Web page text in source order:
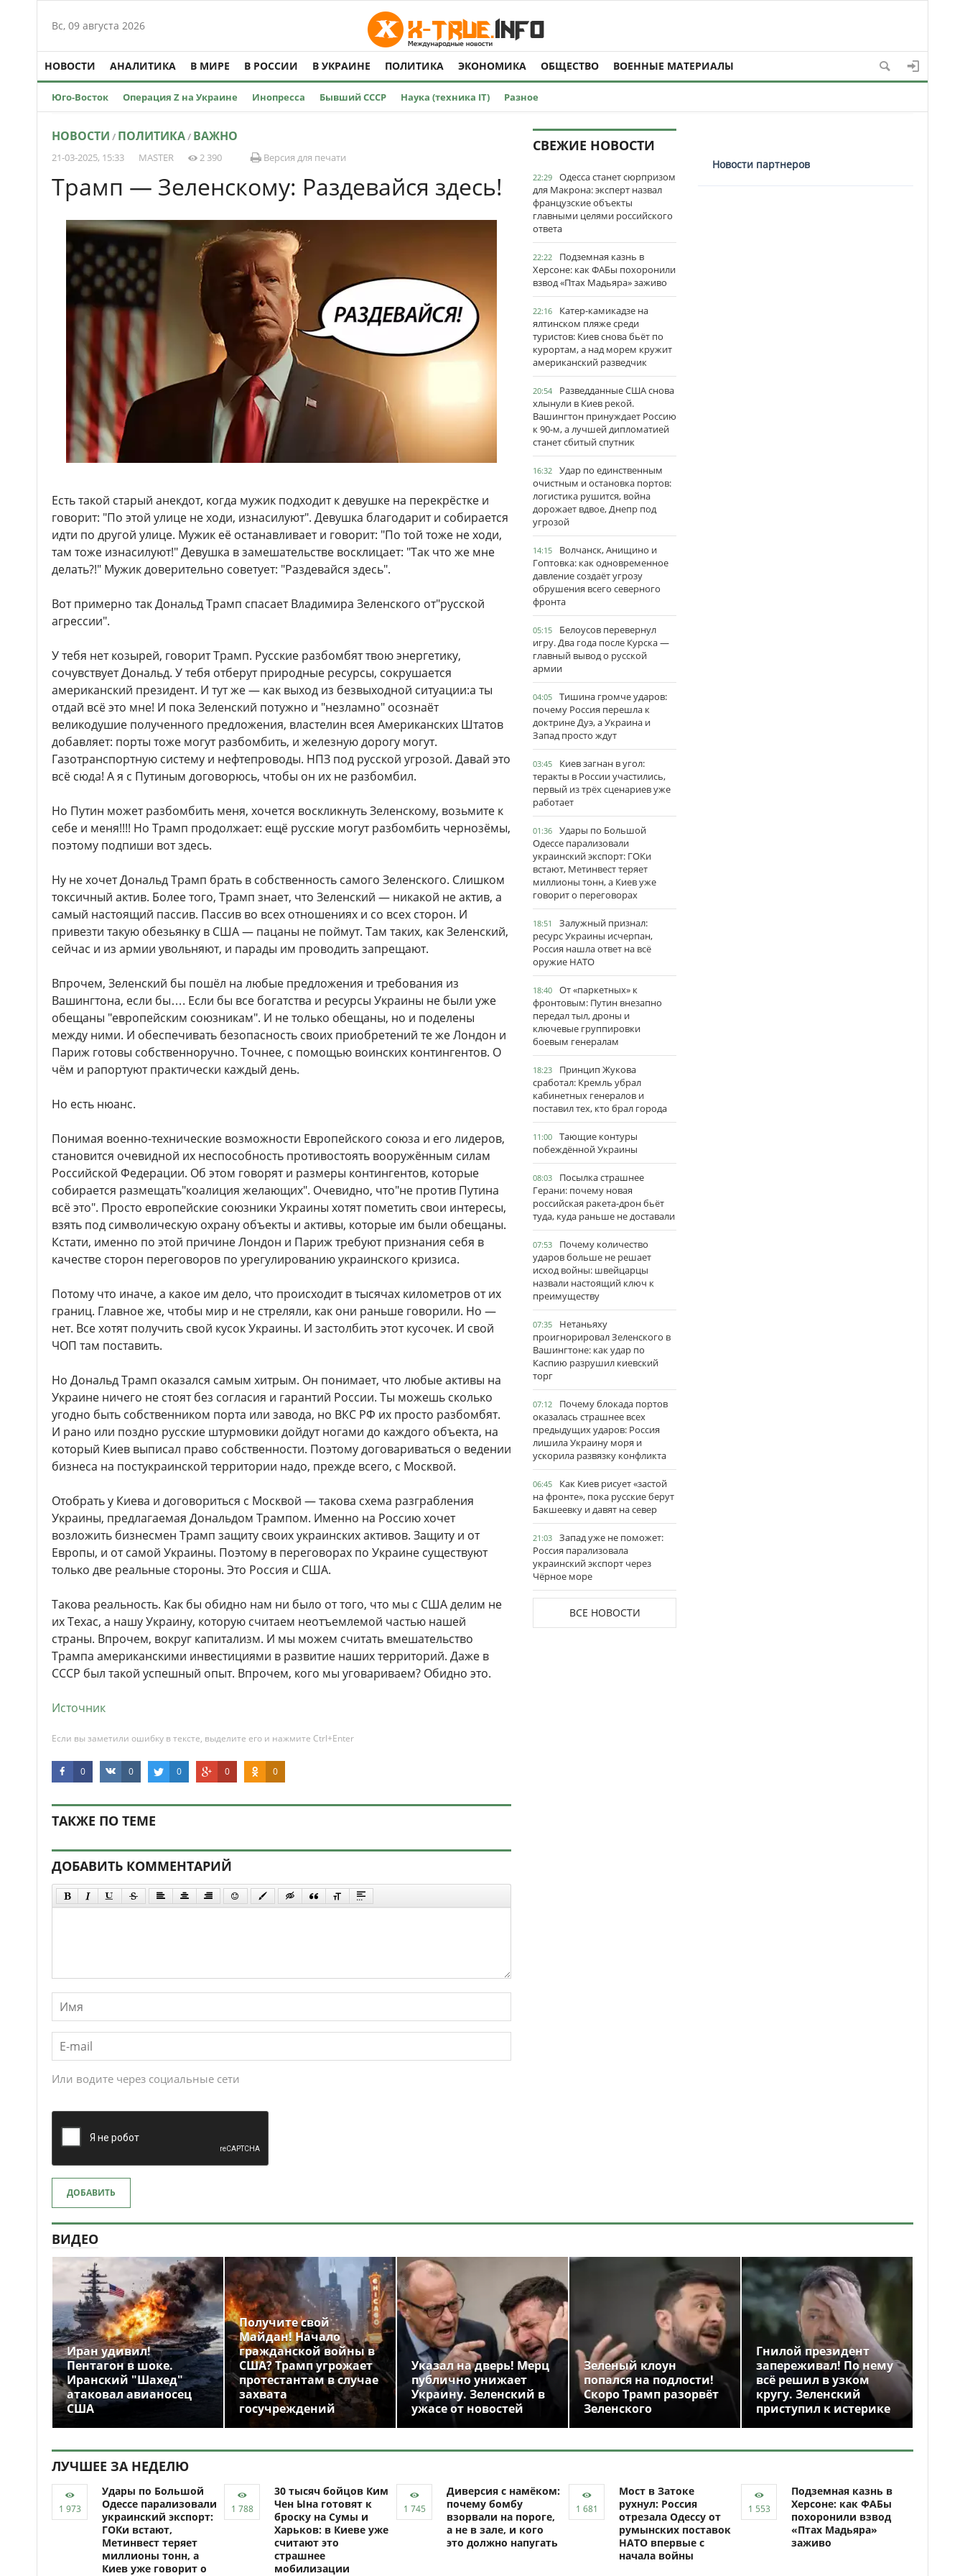
Вс, 09 августа 2026
НОВОСТИ АНАЛИТИКА В МИРЕ В РОССИИ В УКРАИНЕ ПОЛИТИКА ЭКОНОМИКА ОБЩЕСТВО ВОЕННЫЕ МАТЕРИАЛЫ
Юго-Восток Операция Z на Украине Инопресса Бывший СССР Наука (техника IT) Разное
НОВОСТИ / ПОЛИТИКА/ ВАЖНО
21-03-2025, 15:33 MASTER 2 390 Версия для печати
Трамп — Зеленскому: Раздевайся здесь!
Есть такой старый анекдот, когда мужик подходит к девушке на перекрёстке и
говорит: "По этой улице не ходи, изнасилуют". Девушка благодарит и собирается
идти по другой улице. Мужик её останавливает и говорит: "По той тоже не ходи,
там тоже изнасилуют!" Девушка в замешательстве восклицает: "Так что же мне
делать?!" Мужик доверительно советует: "Раздевайся здесь".
Вот примерно так Дональд Трамп спасает Владимира Зеленского от"русской
агрессии".
У тебя нет козырей, говорит Трамп. Русские разбомбят твою энергетику,
сочувствует Дональд. У тебя отберут природные ресурсы, сокрушается
американский президент. И тут же — как выход из безвыходной ситуации:а ты
отдай всё это мне! И пока Зеленский потужно и "незламно" осознаёт
великодушие полученного предложения, властелин всея Американских Штатов
добавляет: порты тоже могут разбомбить, и железную дорогу могут.
Газотранспортную систему и нефтепроводы. НПЗ под русской угрозой. Давай это
всё сюда! А я с Путиным договорюсь, чтобы он их не разбомбил.
Но Путин может разбомбить меня, хочется воскликнуть Зеленскому, возьмите к
себе и меня!!!! Но Трамп продолжает: ещё русские могут разбомбить чернозёмы,
поэтому подпиши вот здесь.
Ну не хочет Дональд Трамп брать в собственность самого Зеленского. Слишком
токсичный актив. Более того, Трамп знает, что Зеленский — никакой не актив, а
самый настоящий пассив. Пассив во всех отношениях и со всех сторон. И
привезти такую обезьянку в США — пацаны не поймут. Там таких, как Зеленский,
сейчас и из армии увольняют, и парады им проводить запрещают.
Впрочем, Зеленский бы пошёл на любые предложения и требования из
Вашингтона, если бы…. Если бы все богатства и ресурсы Украины не были уже
обещаны "европейским союзникам". И не только обещаны, но и поделены
между ними. И обеспечивать безопасность своих приобретений те же Лондон и
Париж готовы собственноручно. Точнее, с помощью воинских контингентов. О
чём и рапортуют практически каждый день.
Но есть нюанс.
Понимая военно-технические возможности Европейского союза и его лидеров,
становится очевидной их неспособность противостоять вооружённым силам
Российской Федерации. Об этом говорят и размеры контингентов, которые
собирается размещать"коалиция желающих". Очевидно, что"не против Путина
всё это". Просто европейские союзники Украины хотят пометить свои интересы,
взять под символическую охрану объекты и активы, которые им были обещаны.
Кстати, именно по этой причине Лондон и Париж требуют признания себя в
качестве сторон переговоров по урегулированию украинского кризиса.
Потому что иначе, а какое им дело, что происходит в тысячах километров от их
границ. Главное же, чтобы мир и не стреляли, как они раньше говорили. Но —
нет. Все хотят получить свой кусок Украины. И застолбить этот кусочек. И свой
ЧОП там поставить.
Но Дональд Трамп оказался самым хитрым. Он понимает, что любые активы на
Украине ничего не стоят без согласия и гарантий России. Ты можешь сколько
угодно быть собственником порта или завода, но ВКС РФ их просто разбомбят.
И рано или поздно русские штурмовики дойдут ногами до каждого объекта, на
который Киев выписал право собственности. Поэтому договариваться о ведении
бизнеса на постукраинской территории надо, прежде всего, с Москвой.
Отобрать у Киева и договориться с Москвой — такова схема разграбления
Украины, предлагаемая Дональдом Трампом. Именно на Россию хочет
возложить бизнесмен Трамп защиту своих украинских активов. Защиту и от
Европы, и от самой Украины. Поэтому в переговорах по Украине существуют
только две реальные стороны. Это Россия и США.
Такова реальность. Как бы обидно нам ни было от того, что мы с США делим не
их Техас, а нашу Украину, которую считаем неотъемлемой частью нашей
страны. Впрочем, вокруг капитализм. И мы можем считать вмешательство
Трампа американскими инвестициями в развитие наших территорий. Даже в
СССР был такой успешный опыт. Впрочем, кого мы уговариваем? Обидно это.
Источник
Если вы заметили ошибку в тексте, выделите его и нажмите Ctrl+Enter
0 0 0 0 0
ТАКЖЕ ПО ТЕМЕ
ДОБАВИТЬ КОММЕНТАРИЙ
Или водите через социальные сети
ДОБАВИТЬ
СВЕЖИЕ НОВОСТИ
22:29
Одесса станет сюрпризом
для Макрона: эксперт назвал
французские объекты
главными целями российского
ответа
22:22
Подземная казнь в
Херсоне: как ФАБы похоронили
взвод «Птах Мадьяра» заживо
22:16
Катер-камикадзе на
ялтинском пляже среди
туристов: Киев снова бьёт по
курортам, а над морем кружит
американский разведчик
20:54
Разведданные США снова
хлынули в Киев рекой.
Вашингтон принуждает Россию
к 90-м, а лучшей дипломатией
станет сбитый спутник
16:32
Удар по единственным
очистным и остановка портов:
логистика рушится, война
дорожает вдвое, Днепр под
угрозой
14:15
Волчанск, Анищино и
Гоптовка: как одновременное
давление создаёт угрозу
обрушения всего северного
фронта
05:15
Белоусов перевернул
игру. Два года после Курска —
главный вывод о русской
армии
04:05
Тишина громче ударов:
почему Россия перешла к
доктрине Дуэ, а Украина и
Запад просто ждут
03:45
Киев загнан в угол:
теракты в России участились,
первый из трёх сценариев уже
работает
01:36
Удары по Большой
Одессе парализовали
украинский экспорт: ГОКи
встают, Метинвест теряет
миллионы тонн, а Киев уже
говорит о переговорах
18:51
Залужный признал:
ресурс Украины исчерпан,
Россия нашла ответ на всё
оружие НАТО
18:40
От «паркетных» к
фронтовым: Путин внезапно
передал тыл, дроны и
ключевые группировки
боевым генералам
18:23
Принцип Жукова
сработал: Кремль убрал
кабинетных генералов и
поставил тех, кто брал города
11:00
Тающие контуры
побеждённой Украины
08:03
Посылка страшнее
Герани: почему новая
российская ракета-дрон бьёт
туда, куда раньше не доставали
07:53
Почему количество
ударов больше не решает
исход войны: швейцарцы
назвали настоящий ключ к
преимуществу
07:35
Нетаньяху
проигнорировал Зеленского в
Вашингтоне: как удар по
Каспию разрушил киевский
торг
07:12
Почему блокада портов
оказалась страшнее всех
предыдущих ударов: Россия
лишила Украину моря и
ускорила развязку конфликта
06:45
Как Киев рисует «застой
на фронте», пока русские берут
Бакшеевку и давят на север
21:03
Запад уже не поможет:
Россия парализовала
украинский экспорт через
Чёрное море
ВСЕ НОВОСТИ
Новости партнеров
ВИДЕО
Иран удивил!
Пентагон в шоке.
Иранский "Шахед"
атаковал авианосец
США
Получите свой
Майдан! Начало
гражданской войны в
США? Трамп угрожает
протестантам в случае
захвата
госучреждений
Указал на дверь! Мерц
публично унижает
Украину. Зеленский в
ужасе от новостей
Зеленый клоун
попался на подлости!
Скоро Трамп разорвёт
Зеленского
Гнилой президент
запереживал! По нему
всё решил в узком
кругу. Зеленский
приступил к истерике
ЛУЧШЕЕ ЗА НЕДЕЛЮ
Удары по Большой
Одессе парализовали
украинский экспорт:
ГОКи встают,
Метинвест теряет
миллионы тонн, а
Киев уже говорит о
30 тысяч бойцов Ким
Чен Ына готовят к
броску на Сумы и
Харьков: в Киеве уже
считают это
страшнее
мобилизации
Диверсия с намёком:
почему бомбу
взорвали на пороге,
а не в зале, и кого
это должно напугать
Мост в Затоке
рухнул: Россия
отрезала Одессу от
румынских поставок
НАТО впервые с
начала войны
Подземная казнь в
Херсоне: как ФАБы
похоронили взвод
«Птах Мадьяра»
заживо